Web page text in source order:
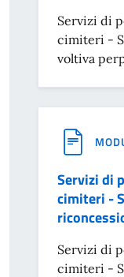
Servizi di
cimiteri -
voltiva
Servizi di
cimiteri -
Servizi di
cimiteri -